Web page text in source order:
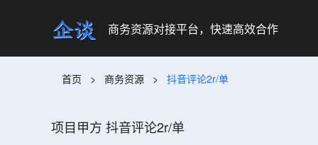
商务资源对接平台，快速高效合作
首页 > 商务资源 > 抖音评论2r/单
项目甲方 抖音评论2r/单